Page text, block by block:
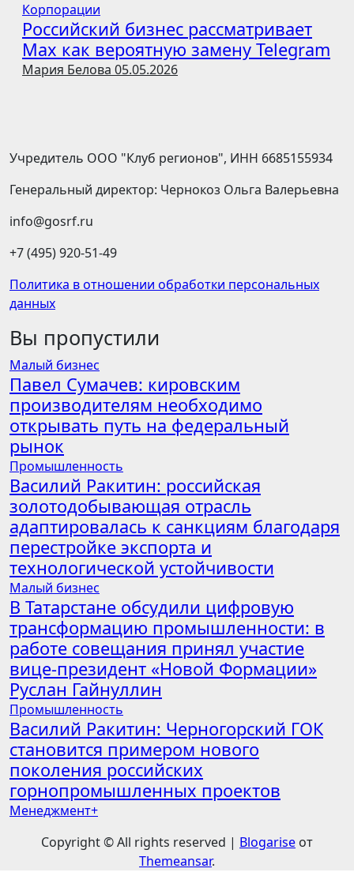
Корпорации
Российский бизнес рассматривает
Max как вероятную замену Telegram
Мария Белова 05.05.2026
Учредитель ООО "Клуб регионов", ИНН 6685155934
Генеральный директор: Чернокоз Ольга Валерьевна
info@gosrf.ru
+7 (495) 920-51-49
Политика в отношении обработки персональных
данных
Вы пропустили
Малый бизнес
Павел Сумачев: кировским
производителям необходимо
открывать путь на федеральный
рынок
Промышленность
Василий Ракитин: российская
золотодобывающая отрасль
адаптировалась к санкциям благодаря
перестройке экспорта и
технологической устойчивости
Малый бизнес
В Татарстане обсудили цифровую
трансформацию промышленности: в
работе совещания принял участие
вице-президент «Новой Формации»
Руслан Гайнуллин
Промышленность
Василий Ракитин: Черногорский ГОК
становится примером нового
поколения российских
горнопромышленных проектов
Менеджмент+
Copyright © All rights reserved | Blogarise от
Themeansar.